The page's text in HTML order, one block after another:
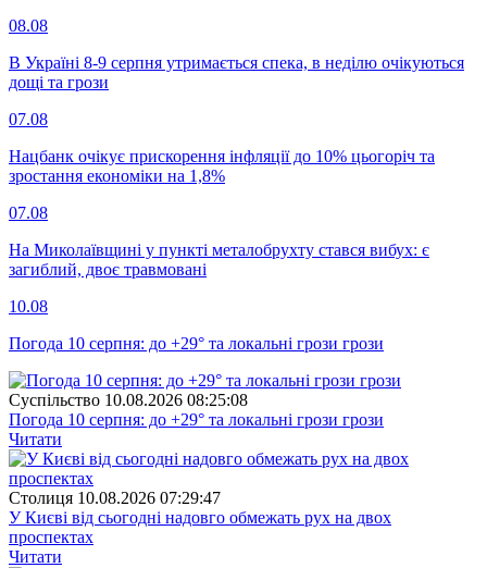
08.08
В Україні 8-9 серпня утримається спека, в неділю очікуються
дощі та грози
07.08
Нацбанк очікує прискорення інфляції до 10% цьогоріч та
зростання економіки на 1,8%
07.08
На Миколаївщині у пункті металобрухту стався вибух: є
загиблий, двоє травмовані
10.08
Погода 10 серпня: до +29° та локальні грози грози
Суспiльство 10.08.2026 08:25:08
Погода 10 серпня: до +29° та локальні грози грози
Читати
Столиця 10.08.2026 07:29:47
У Києві від сьогодні надовго обмежать рух на двох
проспектах
Читати